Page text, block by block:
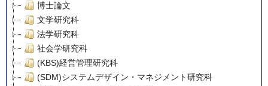
博士論文
文学研究科
法学研究科
社会学研究科
(KBS)経営管理研究科
(SDM)システムデザイン・マネジメント研究科